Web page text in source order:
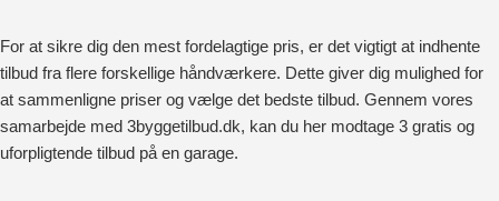
For at sikre dig den mest fordelagtige pris, er det vigtigt at indhente
tilbud fra flere forskellige håndværkere. Dette giver dig mulighed for
at sammenligne priser og vælge det bedste tilbud. Gennem vores
samarbejde med 3byggetilbud.dk, kan du her modtage 3 gratis og
uforpligtende tilbud på en garage.